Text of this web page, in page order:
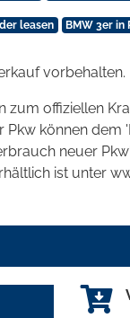
leasen BMW 3er in
vorbehalten.
zum offiziellen
können dem
neuer
ist unter